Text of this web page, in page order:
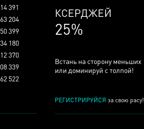
КСЕРДЖЕЙ
25%
Встань на сторону меньших
или доминируй с толпой!
РЕГИСТРИРУЙСЯ за свою расу!
391
204
399
180
370
339
522